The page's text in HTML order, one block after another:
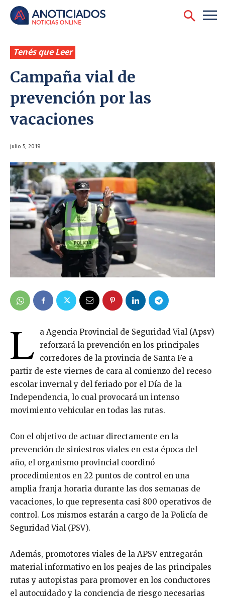
Tenés que Leer
Campaña vial de
prevención por las
vacaciones
julio 5, 2019
L
a Agencia Provincial de Seguridad Vial (Apsv)
reforzará la prevención en los principales
corredores de la provincia de Santa Fe a
partir de este viernes de cara al comienzo del receso
escolar invernal y del feriado por el Día de la
Independencia, lo cual provocará un intenso
movimiento vehicular en todas las rutas.
Con el objetivo de actuar directamente en la
prevención de siniestros viales en esta época del
año, el organismo provincial coordinó
procedimientos en 22 puntos de control en una
amplia franja horaria durante las dos semanas de
vacaciones, lo que representa casi 800 operativos de
control. Los mismos estarán a cargo de la Policía de
Seguridad Vial (PSV).
Además, promotores viales de la APSV entregarán
material informativo en los peajes de las principales
rutas y autopistas para promover en los conductores
el autocuidado y la conciencia de riesgo necesarias